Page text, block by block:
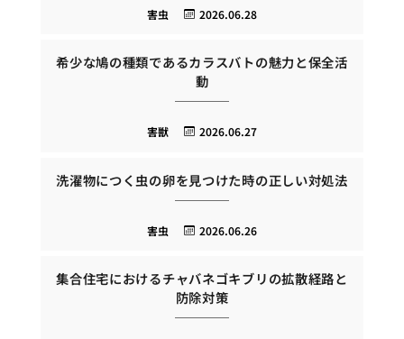
2026.06.28
害虫
希少な鳩の種類であるカラスバトの魅力と保全活
動
2026.06.27
害獣
洗濯物につく虫の卵を見つけた時の正しい対処法
2026.06.26
害虫
集合住宅におけるチャバネゴキブリの拡散経路と
防除対策